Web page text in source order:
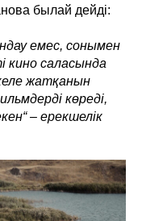
былай дейді:
емес, сонымен
кино саласында
жатқанын
көреді,
– ерекшелік